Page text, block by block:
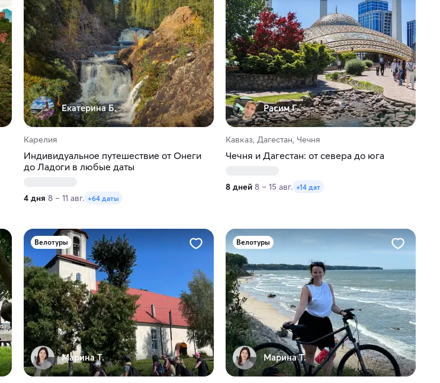
Екатерина Б.
Карелия
Индивидуальное путешествие от Онеги
до Ладоги в любые даты
4 дня 8 – 11 авг. +64 даты
Расим Г.
Кавказ, Дагестан, Чечня
Чечня и Дагестан: от севера до юга
8 дней 8 – 15 авг. +14 дат
Велотуры
Марина Т.
Велотуры
Марина Т.